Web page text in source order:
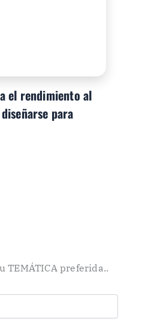
el rendimiento al
para
TEMÁTICA preferida..